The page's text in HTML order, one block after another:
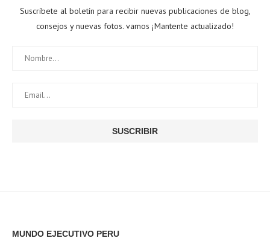
Suscríbete al boletín para recibir nuevas publicaciones de blog,
consejos y nuevas fotos. vamos ¡Mantente actualizado!
MUNDO EJECUTIVO PERU